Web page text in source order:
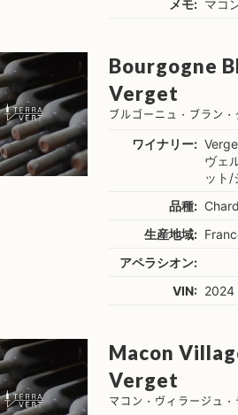
メモ: マコ
Bourgogne
Verget
ブルゴーニュ・ブラン
ワイナリー:
ヴェ
ット/
品種:
生産地域:
アペラシオン:
VIN: 2024
Macon
Verget
マコン・ヴィラージュ